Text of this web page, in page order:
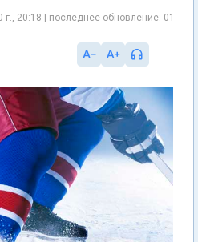
20:18 | последнее обновление: 01